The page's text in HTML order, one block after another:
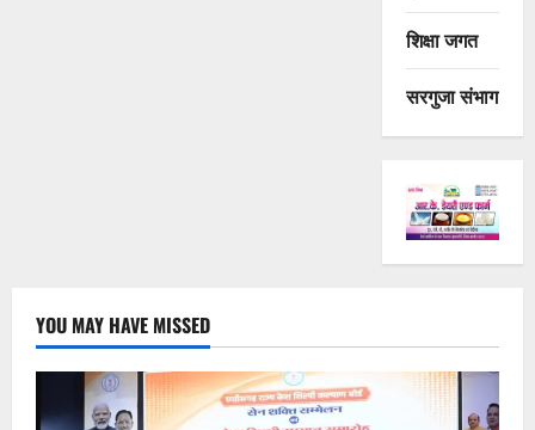
शिक्षा जगत
सरगुजा संभाग
YOU MAY HAVE MISSED